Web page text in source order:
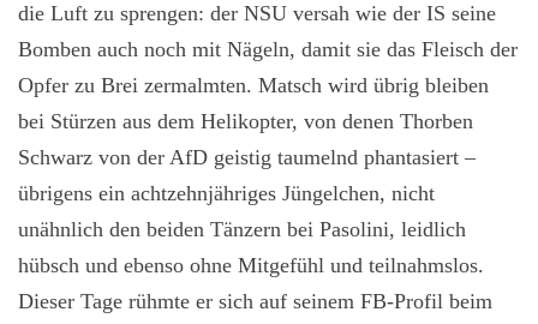
die Luft zu sprengen: der NSU versah wie der IS seine
Bomben auch noch mit Nägeln, damit sie das Fleisch der
Opfer zu Brei zermalmten. Matsch wird übrig bleiben
bei Stürzen aus dem Helikopter, von denen Thorben
Schwarz von der AfD geistig taumelnd phantasiert –
übrigens ein achtzehnjähriges Jüngelchen, nicht
unähnlich den beiden Tänzern bei Pasolini, leidlich
hübsch und ebenso ohne Mitgefühl und teilnahmslos.
Dieser Tage rühmte er sich auf seinem FB-Profil beim